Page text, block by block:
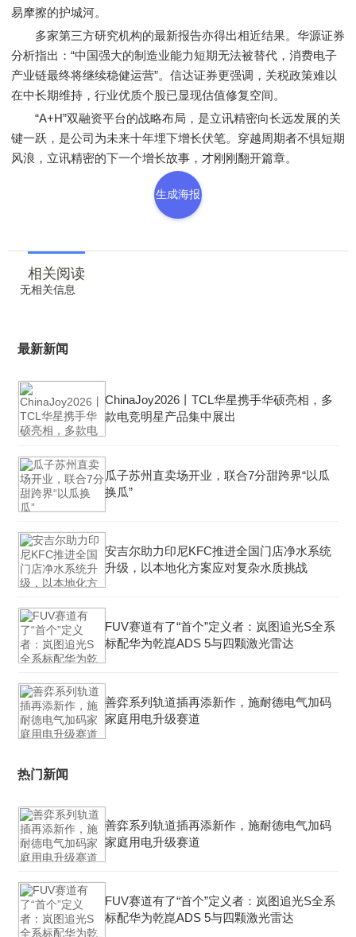
易摩擦的护城河。
多家第三方研究机构的最新报告亦得出相近结果。华源证券
分析指出：“中国强大的制造业能力短期无法被替代，消费电子
产业链最终将继续稳健运营”。信达证券更强调，关税政策难以
在中长期维持，行业优质个股已显现估值修复空间。
“A+H”双融资平台的战略布局，是立讯精密向长远发展的关
键一跃，是公司为未来十年埋下增长伏笔。穿越周期者不惧短期
风浪，立讯精密的下一个增长故事，才刚刚翻开篇章。
生成海报
相关阅读
无相关信息
最新新闻
ChinaJoy2026丨TCL华星携手华硕亮相，多
款电竞明星产品集中展出
瓜子苏州直卖场开业，联合7分甜跨界“以瓜
换瓜”
安吉尔助力印尼KFC推进全国门店净水系统
升级，以本地化方案应对复杂水质挑战
FUV赛道有了“首个”定义者：岚图追光S全系
标配华为乾崑ADS 5与四颗激光雷达
善弈系列轨道插再添新作，施耐德电气加码
家庭用电升级赛道
热门新闻
善弈系列轨道插再添新作，施耐德电气加码
家庭用电升级赛道
FUV赛道有了“首个”定义者：岚图追光S全系
标配华为乾崑ADS 5与四颗激光雷达